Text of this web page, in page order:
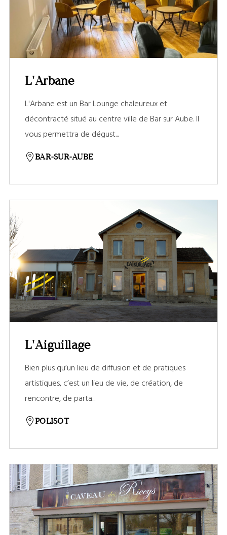
L'Arbane
L'Arbane est un Bar Lounge chaleureux et
décontracté situé au centre ville de Bar sur Aube. Il
vous permettra de dégust...
BAR-SUR-AUBE
L'Aiguillage
Bien plus qu’un lieu de diffusion et de pratiques
artistiques, c’est un lieu de vie, de création, de
rencontre, de parta...
POLISOT